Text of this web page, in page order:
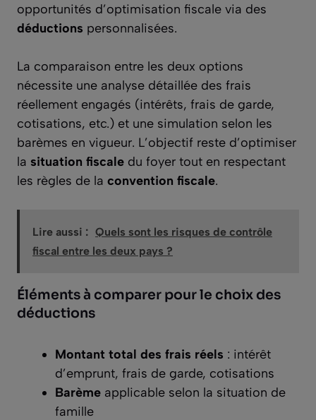
opportunités d’optimisation fiscale via des
déductions personnalisées.
La comparaison entre les deux options
nécessite une analyse détaillée des frais
réellement engagés (intérêts, frais de garde,
cotisations, etc.) et une simulation selon les
barèmes en vigueur. L’objectif reste d’optimiser
la situation fiscale du foyer tout en respectant
les règles de la convention fiscale.
Lire aussi : Quels sont les risques de contrôle
fiscal entre les deux pays ?
Éléments à comparer pour le choix des
déductions
Montant total des frais réels : intérêt
d’emprunt, frais de garde, cotisations
Barème applicable selon la situation de
famille